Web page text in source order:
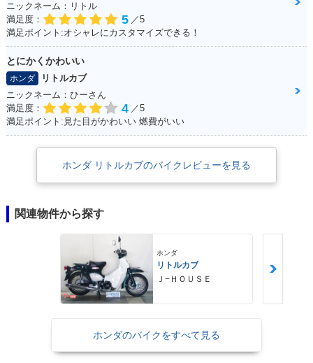
ニックネーム：リトル
満足度：
5 ／5
満足ポイント:オシャレにカスタマイズできる！
とにかくかわいい
ホンダ
リトルカブ
ニックネーム：ひーさん
満足度：
4 ／5
満足ポイント:見た目がかわいい 燃費がいい
ホンダ リトルカブのバイクレビューを見る
関連物件から探す
ホンダ
リトルカブ
Ｊ−ＨＯＵＳＥ
ホンダのバイクをすべて見る